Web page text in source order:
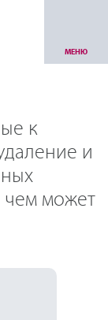
МЕНЮ
к
и
может